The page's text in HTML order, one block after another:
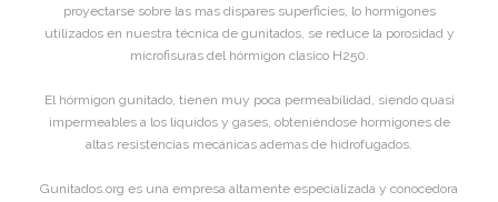
proyectarse sobre las mas dispares superficies, lo hormigones
utilizados en nuestra técnica de gunitados, se reduce la porosidad y
microfisuras del hórmigon clasico H250.
El hórmigon gunitado, tienen muy poca permeabilidad, siendo quasi
impermeables a los líquidos y gases, obteniéndose hormigones de
altas resistencias mecánicas ademas de hidrofugados.
Gunitados.org es una empresa altamente especializada y conocedora